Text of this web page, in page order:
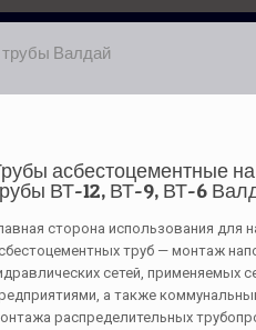
Валдай
асбестоцементные
ВТ-12, ВТ-9, ВТ-6
сторона использования для
труб — монтаж
сетей,
а также
распределительных